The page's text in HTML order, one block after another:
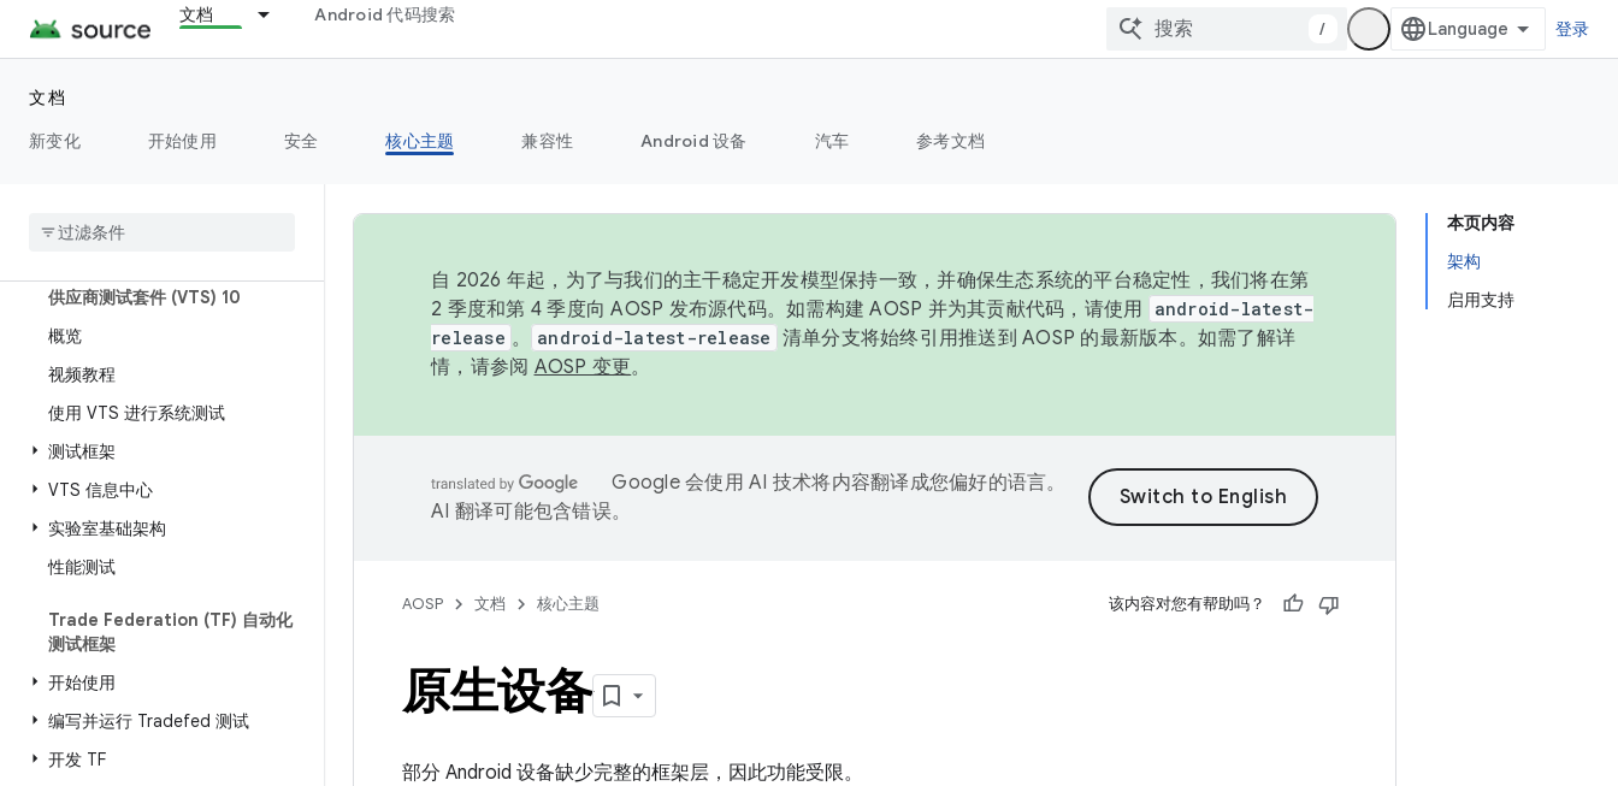
文档 Android 代码搜索
/ 登录
文档
新变化
开始使用 安全 核心主题 兼容性 Android 设备 汽车 参考文档
OmniLab Android Test Station
供应商测试套件 (VTS)
概览
通用系统映像 (GSI)
供应商测试套件 (VTS) 10
概览
视频教程
使用 VTS 进行系统测试
测试框架
VTS 信息中心
实验室基础架构
性能测试
Trade Federation (TF) 自动化
测试框架
开始使用
编写并运行 Tradefed 测试
开发 TF
本页内容
架构
启用支持
自 2026 年起，为了与我们的主干稳定开发模型保持一致，并确保生态系统的平台稳定性，我们将在第
2 季度和第 4 季度向 AOSP 发布源代码。如需构建 AOSP 并为其贡献代码，请使用
android-latest-
release 。 android-latest-release 清单分支将始终引用推送到 AOSP 的最新版本。如需了解详
情，请参阅 AOSP 变更。
Google 会使用 AI 技术将内容翻译成您偏好的语言。
AI 翻译可能包含错误。
AOSP 文档 核心主题 该内容对您有帮助吗？
原生设备
部分 Android 设备缺少完整的框架层，因此功能受限。